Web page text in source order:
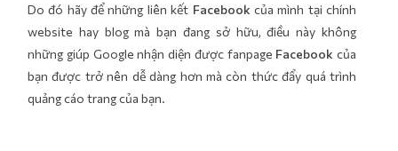
Do đó hãy để những liên kết Facebook của mình tại chính
website hay blog mà bạn đang sở hữu, điều này không
những giúp Google nhận diện được fanpage Facebook của
bạn được trở nên dễ dàng hơn mà còn thức đẩy quá trình
quảng cáo trang của bạn.